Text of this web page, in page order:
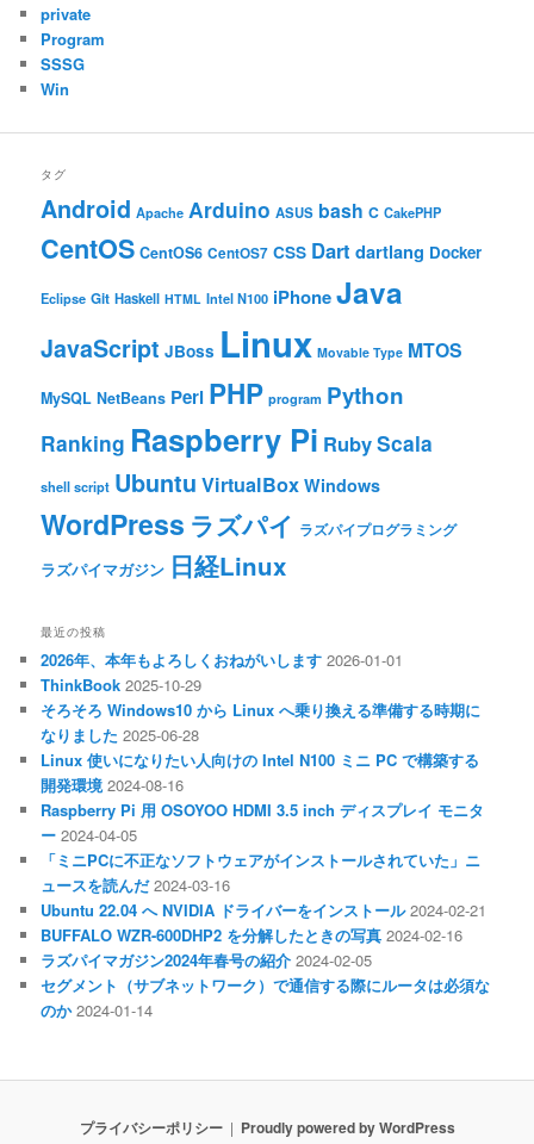
private
Program
SSSG
Win
タグ
Android Apache Arduino ASUS bash C CakePHP
CentOS CentOS6 CentOS7 CSS Dart dartlang Docker
Eclipse Git Haskell HTML Intel N100 iPhoneJava
JavaScript JBoss Linux Movable Type MTOS
MySQL NetBeans Perl PHP program Python
Ranking Raspberry Pi RubyScala
shell script Ubuntu VirtualBox Windows
WordPress ラズパイ ラズパイプログラミング
ラズパイマガジン 日経Linux
最近の投稿
2026年、本年もよろしくおねがいします 2026-01-01
ThinkBook 2025-10-29
そろそろ Windows10 から Linux へ乗り換える準備する時期に
なりました 2025-06-28
Linux 使いになりたい人向けの Intel N100 ミニ PC で構築する
開発環境 2024-08-16
Raspberry Pi 用 OSOYOO HDMI 3.5 inch ディスプレイ モニタ
ー 2024-04-05
「ミニPCに不正なソフトウェアがインストールされていた」ニ
ュースを読んだ 2024-03-16
Ubuntu 22.04 へ NVIDIA ドライバーをインストール 2024-02-21
BUFFALO WZR-600DHP2 を分解したときの写真 2024-02-16
ラズパイマガジン2024年春号の紹介 2024-02-05
セグメント（サブネットワーク）で通信する際にルータは必須な
のか 2024-01-14
プライバシーポリシー Proudly powered by WordPress